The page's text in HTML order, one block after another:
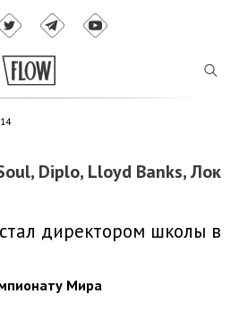
Diplo, Lloyd Banks, Лок
директором школы в
Мира